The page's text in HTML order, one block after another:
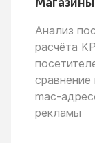
Анализ
расчёта
mac-
рекламы